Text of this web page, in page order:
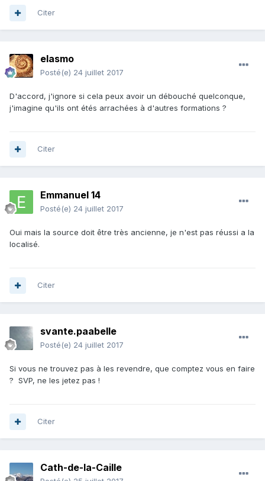
Citer
elasmo
Posté(e) 24 juillet 2017
D'accord, j'ignore si cela peux avoir un débouché quelconque,
j'imagine qu'ils ont étés arrachées à d'autres formations ?
Citer
Emmanuel 14
Posté(e) 24 juillet 2017
Oui mais la source doit être très ancienne, je n'est pas réussi a la
localisé.
Citer
svante.paabelle
Posté(e) 24 juillet 2017
Si vous ne trouvez pas à les revendre, que comptez vous en faire
? SVP, ne les jetez pas !
Citer
Cath-de-la-Caille